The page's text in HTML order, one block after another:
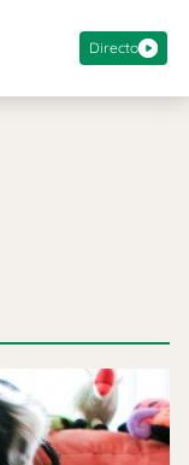
Directo